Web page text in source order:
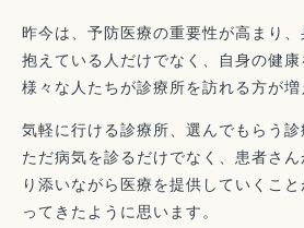
昨今は、予防医療の重要性が高まり
抱えている人だけでなく、自身の健
様々な人たちが診療所を訪れる方が増
気軽に行ける診療所、選んでもらう診
ただ病気を診るだけでなく、患者さ
り添いながら医療を提供していくこ
ってきたように思います。